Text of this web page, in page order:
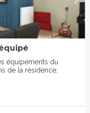
équipements du
de la résidence,